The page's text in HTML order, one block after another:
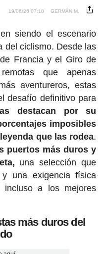
19/06/26 07:10 GERMÁN M.
siendo el escenario
del ciclismo. Desde las
Francia y el Giro de
que apenas
aventureros, estas
desafío definitivo para
destacan por su
imposibles
que las rodea.
puertos más duros y
una selección que
una exigencia física
a los mejores
más duros del